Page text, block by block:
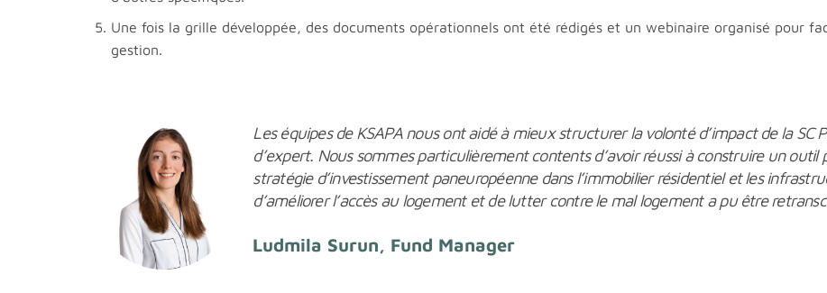
Une fois la grille développée, des documents opérationnels ont été rédigés et un webinaire organisé pour
gestion.
Les équipes de KSAPA nous ont aidé à mieux structurer la volonté d’impact de la
d’expert. Nous sommes particulièrement contents d’avoir réussi à construire un
stratégie d’investissement paneuropéenne dans l’immobilier résidentiel et les
d’améliorer l’accès au logement et de lutter contre le mal logement a pu être
Ludmila Surun, Fund Manager